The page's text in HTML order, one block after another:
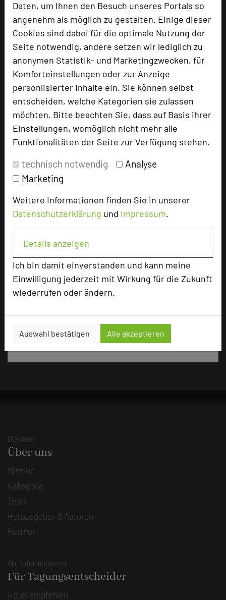
Daten, um Ihnen den Besuch unseres Portals so
angenehm als möglich zu gestalten. Einige dieser
Cookies sind dabei für die optimale Nutzung der
Seite notwendig, andere setzen wir lediglich zu
anonymen Statistik- und Marketingzwecken, für
Komforteinstellungen oder zur Anzeige
personlisierter Inhalte ein. Sie können selbst
entscheiden, welche Kategorien sie zulassen
möchten. Bitte beachten Sie, dass auf Basis ihrer
Einstellungen, womöglich nicht mehr alle
Funktionalitäten der Seite zur Verfügung stehen.
technisch notwendig
Analyse
Marketing
Weitere Informationen finden Sie in unserer
Datenschutzerklärung und Impressum.
Details anzeigen
Ich bin damit einverstanden und kann meine
Einwilligung jederzeit mit Wirkung für die Zukunft
wiederrufen oder ändern.
Auswahl bestätigen Alle akzeptieren
Parlamentarisch
60
Reihenbestuhlung
90
Tagungsräume
Ausstellungsfläche
Zimmer
Doppelzimmer
Suiten
1
Juniorsuiten
Besonders geeignet für
Seminar, Event
365 Seiten dieses Hotels wurden in den vergangenen
30 Tagen auf diesem Portal aufgerufen.
Für die Verwendung der Bilder haben die jeweiligen Hotels die
Nutzungsrechte für dieses Portal eingeräumt und sind dafür
Die Idee
Über uns
Mission
Kategorie
Team
Herausgeber & Autoren
Partner
Alle Informationen
Für Tagungsentscheider
Hotel empfehlen